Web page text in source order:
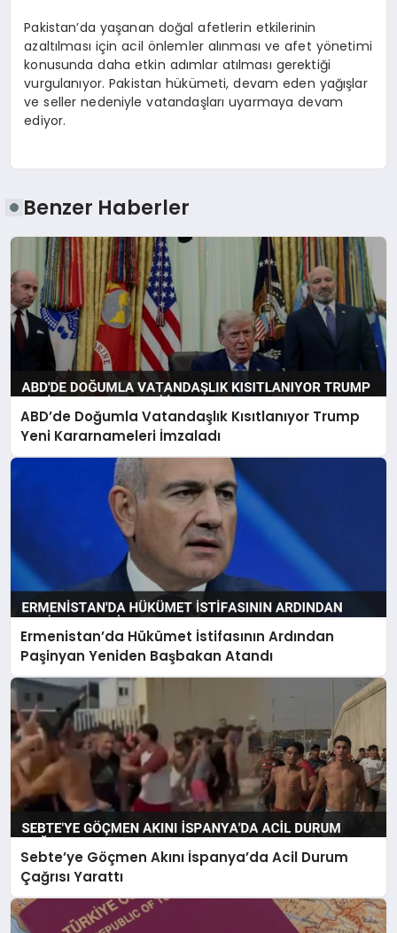
Pakistan’da yaşanan doğal afetlerin etkilerinin
azaltılması için acil önlemler alınması ve afet yönetimi
konusunda daha etkin adımlar atılması gerektiği
vurgulanıyor. Pakistan hükümeti, devam eden yağışlar
ve seller nedeniyle vatandaşları uyarmaya devam
ediyor.
Benzer Haberler
ABD’de Doğumla Vatandaşlık Kısıtlanıyor Trump
Yeni Kararnameleri İmzaladı
Ermenistan’da Hükümet İstifasının Ardından
Paşinyan Yeniden Başbakan Atandı
Sebte’ye Göçmen Akını İspanya’da Acil Durum
Çağrısı Yarattı